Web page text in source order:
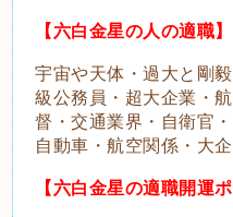
【六白金星の人の適職】
宇宙や天体・過大と剛
級公務員・超大企業・
督・交通業界・自衛官
自動車・航空関係・大
【六白金星の適職開運ポ